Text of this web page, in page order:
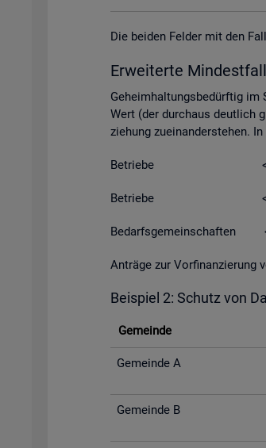
Die bei­den Fel­der mit den
Er­wei­ter­te
Ge­heim­hal­tungs­be­dürf­tig im
Wert (der durch­aus deut­lich
zie­hung zu­ein­an­der­ste­hen.
Be­trie­be <->
Be­trie­be <->
Be­darfs­ge­mein­schaf­ten
An­trä­ge zur
Bei­spiel 2: Schutz von
Ge­mein­de
Ge­mein­de A
Ge­mein­de B